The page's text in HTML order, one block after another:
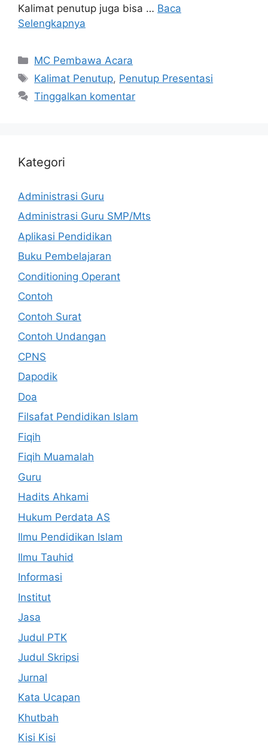
Kalimat penutup juga bisa … Baca
Selengkapnya
Kategori
MC Pembawa Acara
Tag
Kalimat Penutup, Penutup Presentasi
Tinggalkan komentar
Kategori
Administrasi Guru
Administrasi Guru SMP/Mts
Aplikasi Pendidikan
Buku Pembelajaran
Conditioning Operant
Contoh
Contoh Surat
Contoh Undangan
CPNS
Dapodik
Doa
Filsafat Pendidikan Islam
Fiqih
Fiqih Muamalah
Guru
Hadits Ahkami
Hukum Perdata AS
Ilmu Pendidikan Islam
Ilmu Tauhid
Informasi
Institut
Jasa
Judul PTK
Judul Skripsi
Jurnal
Kata Ucapan
Khutbah
Kisi Kisi